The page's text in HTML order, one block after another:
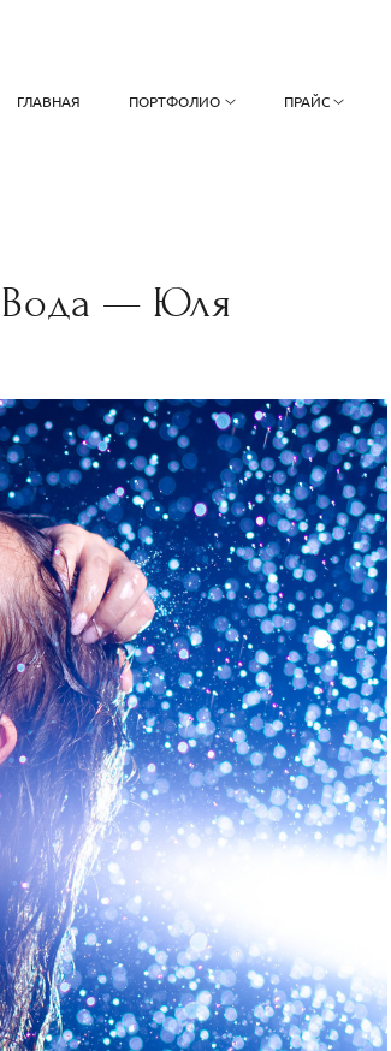
ГЛАВНАЯ ПОРТФОЛИО ПРАЙС
Вода — Юля